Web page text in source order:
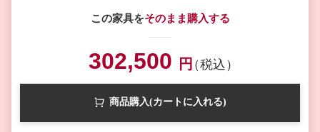
この家具をそのまま購入する
302,500 円（税込）
商品購入(カートに入れる)